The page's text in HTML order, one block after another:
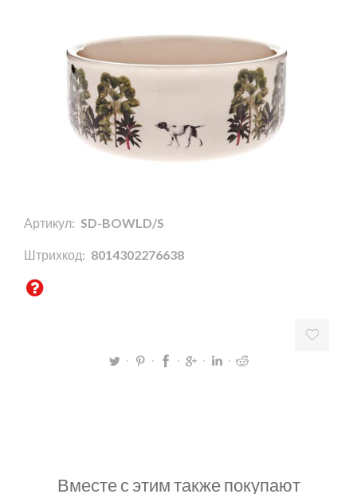
Артикул: SD-BOWLD/S
Штрихкод: 8014302276638
Вместе с этим также покупают